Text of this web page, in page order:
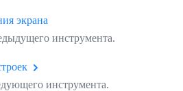
экрана
инструмента.
инструмента.